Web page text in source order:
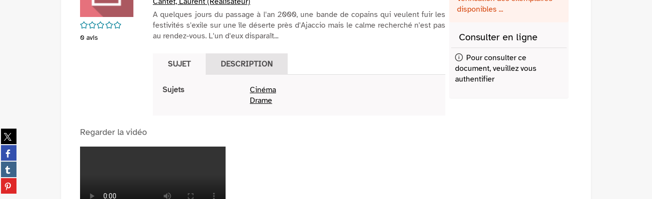
Partager
sur
twitter
(Nouvelle
fenêtre)
Partager
sur
facebook
(Nouvelle
fenêtre)
Partager
sur
tumblr
Partager
sur
/5
0 avis
A quelques jours du passage à l'an 2000, une bande de copains qui veulent fuir les
festivités s'exile sur une île déserte près d'Ajaccio mais le calme recherché n'est pas
au rendez-vous. L'un d'eux disparaît...
SUJET DESCRIPTION
Sujets
Cinéma
Drame
Regarder la vidéo
disponibles ...
Consulter en ligne
Pour consulter ce
document, veuillez vous
authentifier